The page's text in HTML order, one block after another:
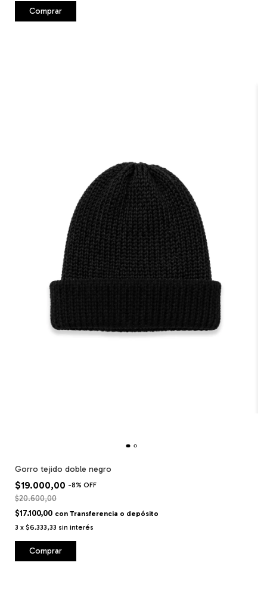
Gorro tejido doble negro
$19.000,00 -8% OFF
$20.600,00
$17.100,00 con Transferencia o depósito
3 x $6.333,33 sin interés